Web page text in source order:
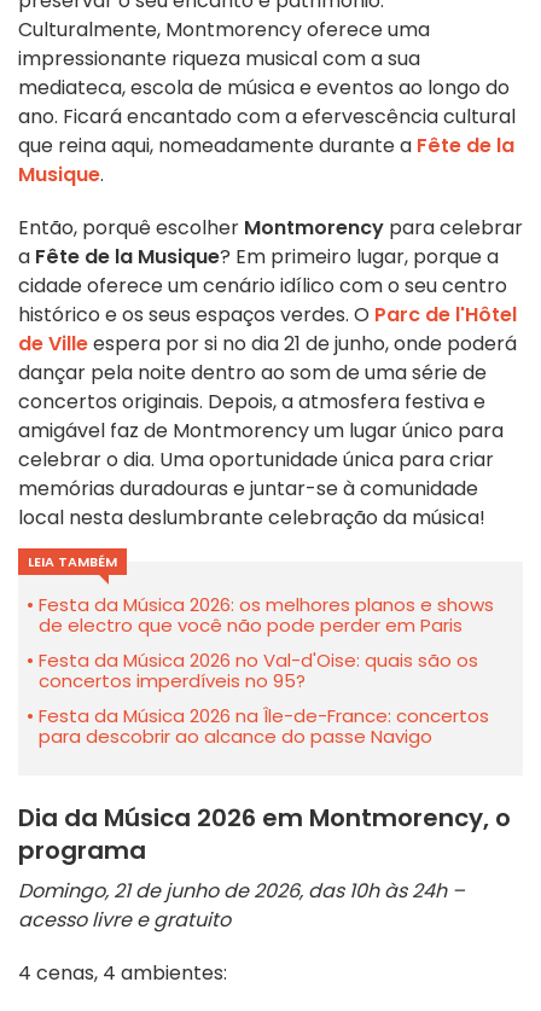
Culturalmente, Montmorency oferece uma
impressionante riqueza musical com a sua
mediateca, escola de música e eventos ao longo do
ano. Ficará encantado com a efervescência cultural
que reina aqui, nomeadamente durante a Fête de la
Musique.
Então, porquê escolher Montmorency para celebrar
a Fête de la Musique? Em primeiro lugar, porque a
cidade oferece um cenário idílico com o seu centro
histórico e os seus espaços verdes. O Parc de l'Hôtel
de Villeespera por si no dia 21 de junho, onde poderá
dançar pela noite dentro ao som de uma série de
concertos originais. Depois, a atmosfera festiva e
amigável faz de Montmorency um lugar único para
celebrar o dia. Uma oportunidade única para criar
memórias duradouras e juntar-se à comunidade
local nesta deslumbrante celebração da música!
LEIA TAMBÉM
Festa da Música 2026: os melhores planos e shows
de electro que você não pode perder em Paris
Festa da Música 2026 no Val-d'Oise: quais são os
concertos imperdíveis no 95?
Festa da Música 2026 na Île-de-France: concertos
para descobrir ao alcance do passe Navigo
Dia da Música 2026 em Montmorency, o
programa
Domingo, 21 de junho de 2026, das 10h às 24h –
acesso livre e gratuito
4 cenas, 4 ambientes: